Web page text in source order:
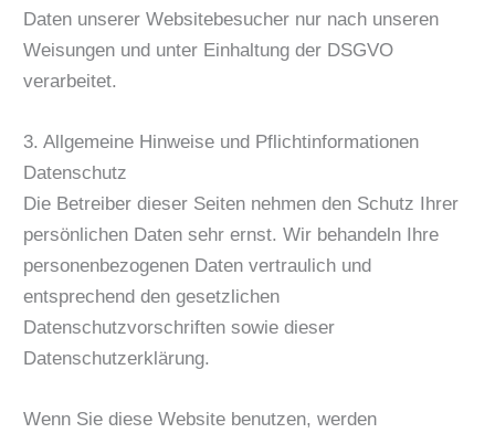
Daten unserer Websitebesucher nur nach unseren
Weisungen und unter Einhaltung der DSGVO
verarbeitet.
3. Allgemeine Hinweise und Pflicht­informationen
Datenschutz
Die Betreiber dieser Seiten nehmen den Schutz Ihrer
persönlichen Daten sehr ernst. Wir behandeln Ihre
personenbezogenen Daten vertraulich und
entsprechend den gesetzlichen
Datenschutzvorschriften sowie dieser
Datenschutzerklärung.
Wenn Sie diese Website benutzen, werden